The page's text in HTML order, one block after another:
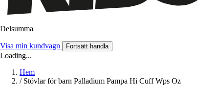
Delsumma
Visa min kundvagn Fortsätt handla
Loading...
Hem
/ Stövlar för barn Palladium Pampa Hi Cuff Wps Oz